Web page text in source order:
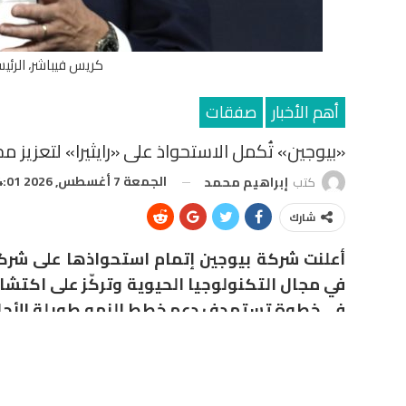
كريس فيباشر،
أهم الأخبار صفقات
«بيوجين» تُكمل الاستحواذ على «رايثيرا»
كتب إبراهيم محمد الجمعة 7 أغسطس, 2026 4:01 م
شارك
أعلنت شركة بيوجين إتمام استحواذها على
في مجال التكنولوجيا الحيوية وتركّز على
في خطوة تستهدف دعم خطط النمو طويلة